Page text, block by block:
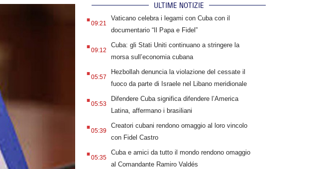
ULTIME NOTIZIE
.09:21
Vaticano celebra i legami con Cuba con il
documentario “Il Papa e Fidel”
.09:12
Cuba: gli Stati Uniti continuano a stringere la
morsa sull’economia cubana
.05:57
Hezbollah denuncia la violazione del cessate il
fuoco da parte di Israele nel Libano meridionale
.05:53
Difendere Cuba significa difendere l’America
Latina, affermano i brasiliani
.05:39
Creatori cubani rendono omaggio al loro vincolo
con Fidel Castro
.05:35
Cuba e amici da tutto il mondo rendono omaggio
al Comandante Ramiro Valdés